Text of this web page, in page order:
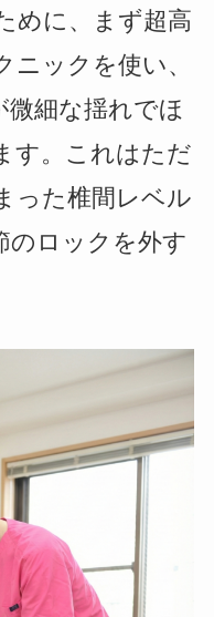
めに、まず超高
ックを使い、
微細な揺れでほ
す。これはただ
った椎間レベル
のロックを外す